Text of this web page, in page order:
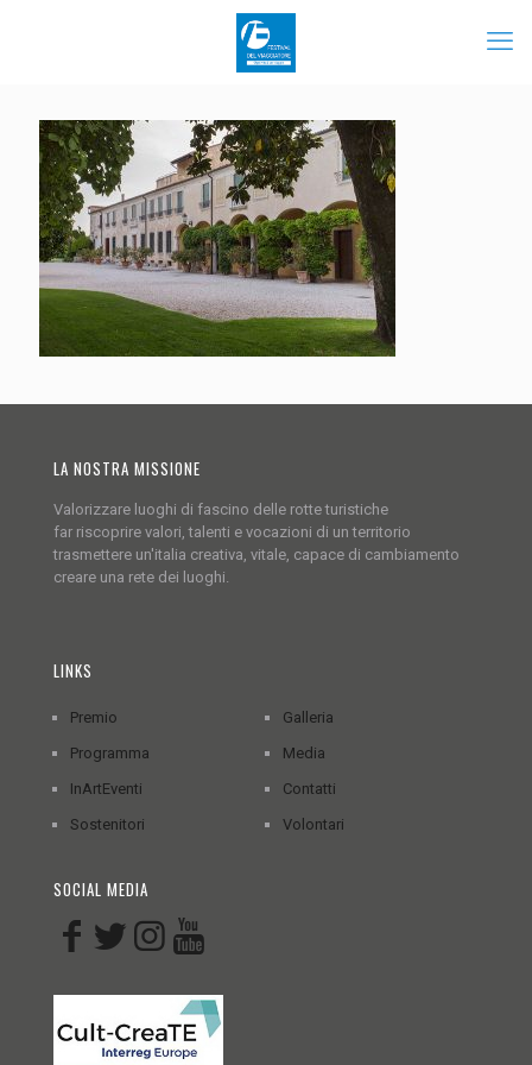
LA NOSTRA MISSIONE
Valorizzare luoghi di fascino delle rotte turistiche
far riscoprire valori, talenti e vocazioni di un territorio
trasmettere un'italia creativa, vitale, capace di cambiamento
creare una rete dei luoghi.
LINKS
Premio
Programma
InArtEventi
Sostenitori
Galleria
Media
Contatti
Volontari
SOCIAL MEDIA